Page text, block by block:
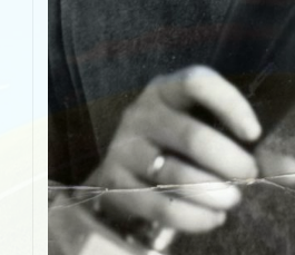
Чемпионат 2018
Чемпионат 2019
Чемпионат 2020
Кубок города
Кубок города 2000-2020